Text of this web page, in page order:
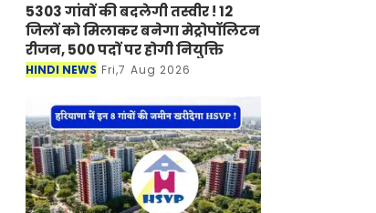
5303 गांवों की बदलेगी तस्वीर ! 12
जिलों को मिलाकर बनेगा मेट्रोपॉलिटन
रीजन, 500 पदों पर होगी नियुक्ति
HINDI NEWS Fri,7 Aug 2026